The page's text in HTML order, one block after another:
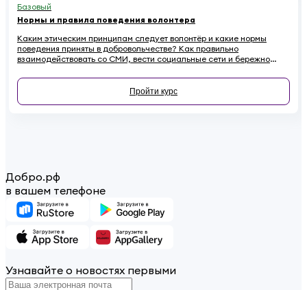
Базовый
Нормы и правила поведения волонтера
Каким этическим принципам следует волонтёр и какие нормы
поведения приняты в добровольчестве? Как правильно
взаимодействовать со СМИ, вести социальные сети и бережно
репутации? Если вы хотите стать осознанным и ответственным
волонтёром, этот онлайн-курс для вас.
Пройти курс
Добро.рф
в вашем телефоне
Узнавайте о новостях первыми